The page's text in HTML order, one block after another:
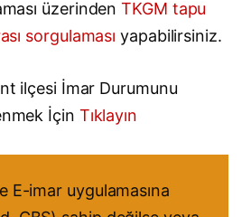
üzerindenTKGM tapu
sorgulaması yapabilirsiniz.
ilçesi İmar Durumunu
İçin Tıklayın
E-imar uygulamasına